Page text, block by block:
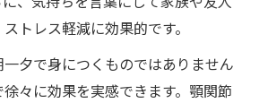
トレス軽減に効果的です。
夕で身につくものではありません
々に効果を実感できます。顎関節